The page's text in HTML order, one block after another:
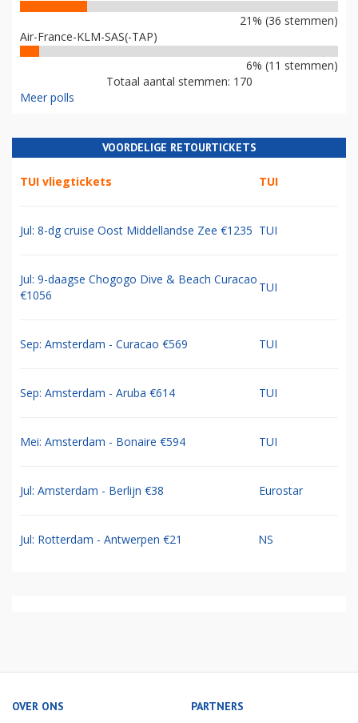
21% (36 stemmen)
Air-France-KLM-SAS(-TAP)
6% (11 stemmen)
Totaal aantal stemmen: 170
Meer polls
VOORDELIGE RETOURTICKETS
TUI vliegtickets TUI
Jul: 8-dg cruise Oost Middellandse Zee €1235 TUI
Jul: 9-daagse Chogogo Dive & Beach Curacao
€1056
TUI
Sep: Amsterdam - Curacao €569 TUI
Sep: Amsterdam - Aruba €614 TUI
Mei: Amsterdam - Bonaire €594 TUI
Jul: Amsterdam - Berlijn €38 Eurostar
Jul: Rotterdam - Antwerpen €21 NS
OVER ONS PARTNERS